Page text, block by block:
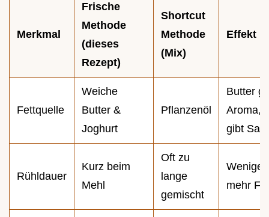
Merkmal
Frische
Methode
(dieses
Rezept)
Shortcut
Methode
(Mix)
Effekt
Fettquelle
Weiche
Butter &
Joghurt
Pflanzenöl
Butter
Aroma,
gibt
Rühldauer
Kurz beim
Mehl
Oft zu
lange
gemischt
Weniger
mehr